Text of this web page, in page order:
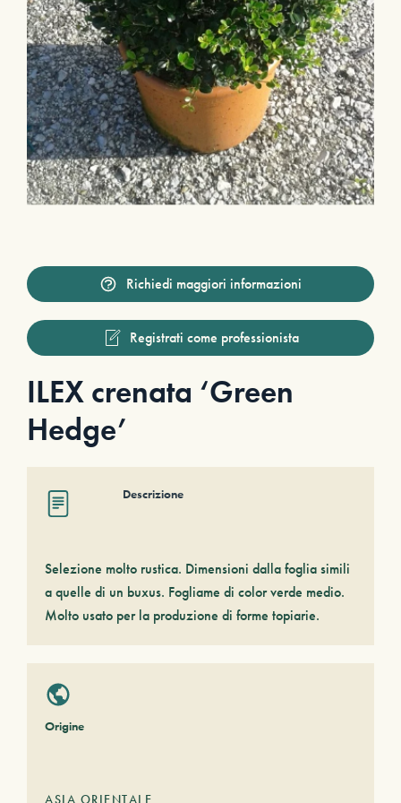
Richiedi maggiori informazioni
Registrati come professionista
ILEX crenata ‘Green
Hedge’
Descrizione
Selezione molto rustica. Dimensioni dalla foglia simili
a quelle di un buxus. Fogliame di color verde medio.
Molto usato per la produzione di forme topiarie.
Origine
ASIA ORIENTALE